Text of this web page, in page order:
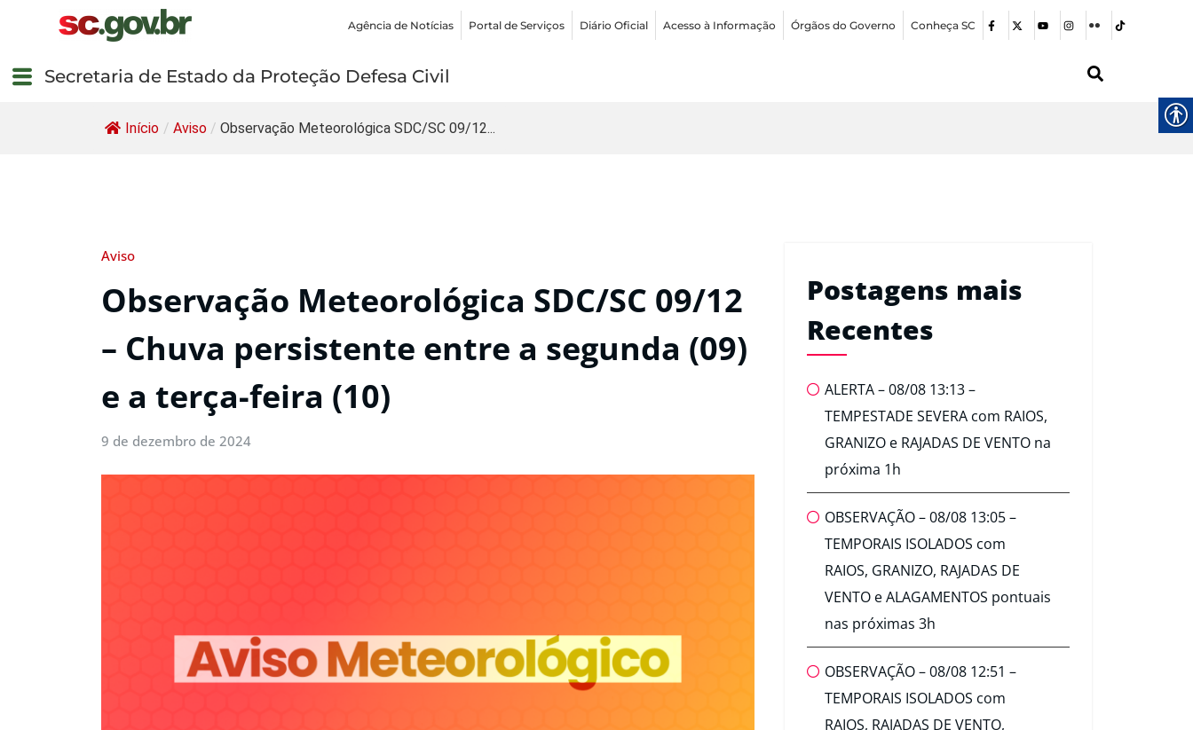
Agência de Notícias Portal de Serviços Diário Oficial Acesso à Informação Órgãos do Governo Conheça SC
Secretaria de Estado da Proteção Defesa Civil
Início / Aviso / Observação Meteorológica SDC/SC 09/12...
Aviso
Observação Meteorológica SDC/SC 09/12
– Chuva persistente entre a segunda (09)
e a terça-feira (10)
9 de dezembro de 2024
Postagens mais
Recentes
ALERTA – 08/08 13:13 –
TEMPESTADE SEVERA com RAIOS,
GRANIZO e RAJADAS DE VENTO na
próxima 1h
OBSERVAÇÃO – 08/08 13:05 –
TEMPORAIS ISOLADOS com
RAIOS, GRANIZO, RAJADAS DE
VENTO e ALAGAMENTOS pontuais
nas próximas 3h
OBSERVAÇÃO – 08/08 12:51 –
TEMPORAIS ISOLADOS com
RAIOS, RAJADAS DE VENTO,